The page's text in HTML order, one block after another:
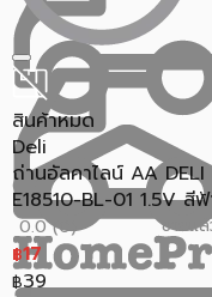
สินค้าหมด
Deli
ถ่านอัลคาไลน์ AA DELI
E18510-BL-01 1.5V สีฟ้
0.0 (0) ขายแ
฿17
฿39